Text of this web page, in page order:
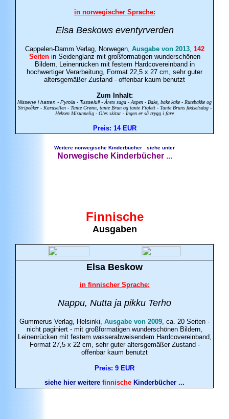
in norwegischer Sprache:
Elsa Beskows eventyrverden
Cappelen-Damm Verlag, Norwegen, Ausgabe von 2013, 142
Seitenin Seidenglanz mit großformatigen wunderschönen
Bildern, Leinenrücken mit festem Hardcovereinband in
hochwertiger Verarbeitung, Format 22,5 x 27 cm, sehr guter
altersgemäßer Zustand - offenbar kaum benutzt
Zum Inhalt:
Nissene i hatten - Pyrola - Tusselull - Årets saga - Aspen - Bake, bake kake - Rutebakke og
Stripeåker - Karusellen - Tante Grønn, tante Brun og tante Fiolett - Tante Bruns fødselsdag -
Heksen Misunnelig - Oles skitur - Ingen er så trygg i fare
Preis: 14 EUR
Weitere norwegische Kinderbücher siehe unter
Norwegische Kinderbücher ...
Finnische
Ausgaben
Elsa Beskow
in finnischer Sprache:
Nappu, Nutta ja pikku Terho
Gummerus Verlag, Helsinki, Ausgabe von 2009, ca. 20 Seiten -
nicht paginiert - mit großformatigen wunderschönen Bildern,
Leinenrücken mit festem wasserabweisendem Hardcovereinband,
Format 27,5 x 22 cm, sehr guter altersgemäßer Zustand -
offenbar kaum benutzt
Preis: 9 EUR
siehe hier weitere finnische Kinderbücher ...